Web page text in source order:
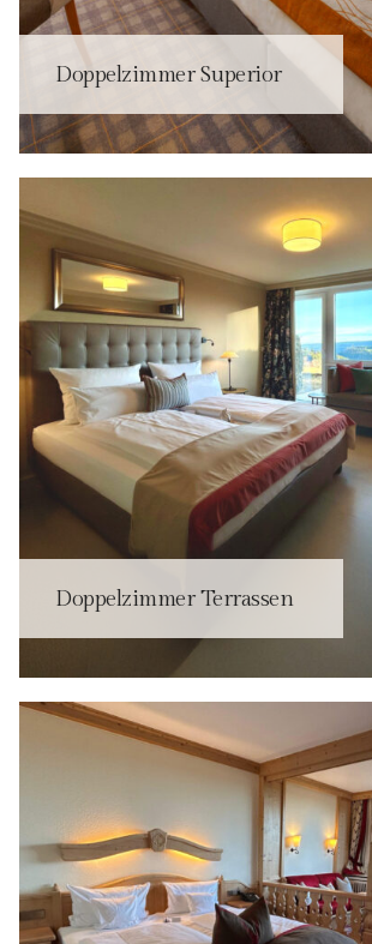
Doppelzimmer Superior
Doppelzimmer Terrassen